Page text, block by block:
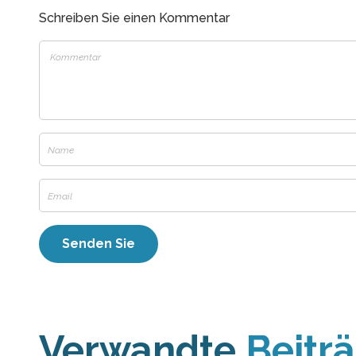
Schreiben Sie einen Kommentar